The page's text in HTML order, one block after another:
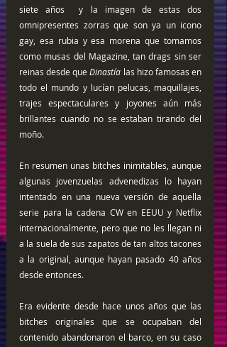
siete años  y la imagen de estas dos
omnipresentes zorras que son ya un icono
gay, esa rubia y esa morena que tomamos
como musas del Magazine, tan drags sin ser
reinas desde que Dinastía las hizo famosas en
todo el mundo y lucían pelucas, maquillajes,
trajes espectaculares y joyones aún más
brillantes cuando no se estaban tirando del
moño.
En resumen unas bitches inimitables, aunque
algunas jovenzuelas advenedizas lo hayan
intentado en una nueva versión de aquella
serie para la cadena CW en EEUU y Netflix
internacionalmente, pero que no les llegan ni
a la suela de sus zapatos de tan altos tacones
a la original, aunque hayan pasado 40 años
desde entonces.
Era evidente desde hace unos años que las
bitches originales que se ocupaban del
contenido abandonaron el barco, en su caso